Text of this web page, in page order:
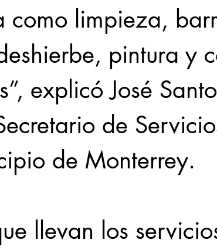
como limpieza,
pintura y
explicó José
de
de Monterrey.
llevan los